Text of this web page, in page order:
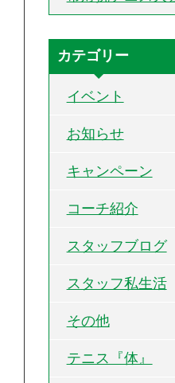
カテゴリー
イベント
お知らせ
キャンペーン
コーチ紹介
スタッフブログ
スタッフ私生活
その他
テニス『体』